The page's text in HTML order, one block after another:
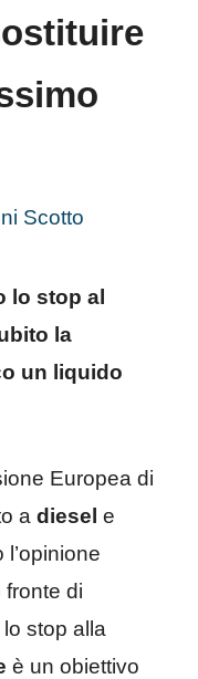
Scotto
lo stop al
la
un liquido
Europea di
a diesel e
di
stop alla
è un obiettivo